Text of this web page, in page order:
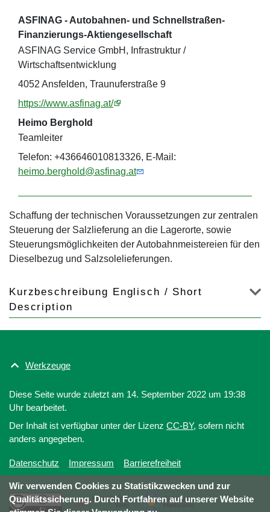
ASFINAG - Autobahnen- und Schnellstraßen-
Finanzierungs-Aktiengesellschaft
ASFINAG Service GmbH, Infrastruktur /
Wirtschaftsentwicklung
4052 Ansfelden, Traunuferstraße 9
https://www.asfinag.at/
Heimo Berghold
Teamleiter
Telefon: +436646010813326, E-Mail:
heimo.berghold@asfinag.at
Schaffung der technischen Voraussetzungen zur zentralen
Steuerung der Salzlieferung an die Lagerorte, sowie
Steuerungsmöglichkeiten der Autobahnmeistereien für den
Dieselbezug und Salzsolelieferungen.
Kurzbeschreibung Englisch / Short
Description
Wir verwenden Cookies zu Statistikzwecken und zur
Qualitätssicherung. Durch Fortfahren auf unserer Website
Werkzeuge
Diese Seite wurde zuletzt am 14. September 2022 um 19:38
Uhr bearbeitet.
Der Inhalt ist verfügbar unter der Lizenz CC-BY, sofern nicht
anders angegeben.
Datenschutz Impressum Barrierefreiheit